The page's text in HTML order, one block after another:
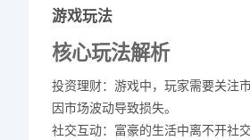
游戏玩法
核心玩法解析
投资理财：游戏中，玩家需要关注
因市场波动导致损失。
社交互动：富豪的生活中离不开社